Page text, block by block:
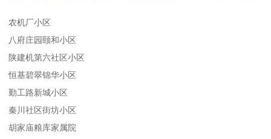
农机厂小区
八府庄园颐和小区
陕建机第六社区小区
恒基碧翠锦华小区
勤工路新城小区
秦川社区街坊小区
胡家庙粮库家属院